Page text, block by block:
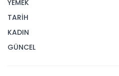
YEMEK
TARİH
KADIN
GÜNCEL